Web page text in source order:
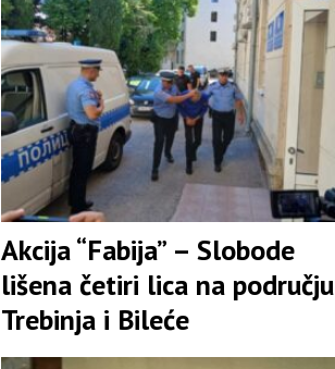
Akcija “Fabija” – Slobode
lišena četiri lica na području
Trebinja i Bileće